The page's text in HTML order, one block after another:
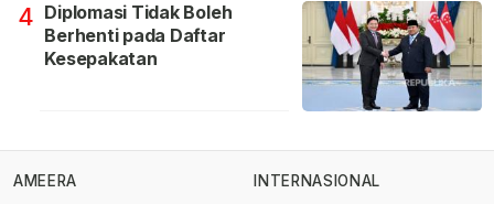
4 Diplomasi Tidak Boleh
Berhenti pada Daftar
Kesepakatan
AMEERA
INTERNASIONAL